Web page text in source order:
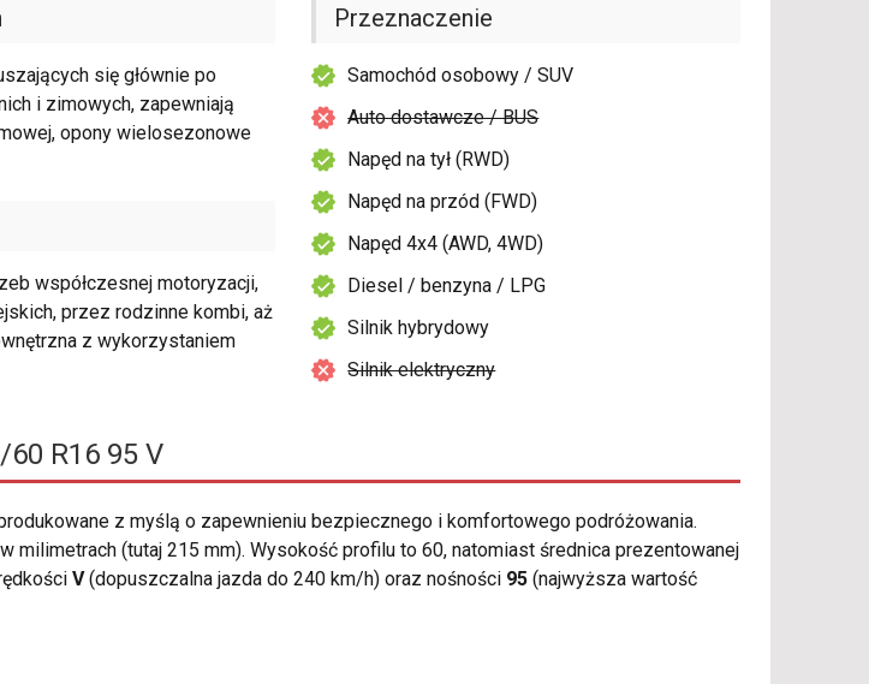
się głównie po
i zimowych, zapewniają
opony wielosezonowe
współczesnej motoryzacji,
przez rodzinne kombi, aż
z wykorzystaniem
Przeznaczenie
Samochód osobowy / SUV
Auto dostawcze / BUS
Napęd na tył (RWD)
Napęd na przód (FWD)
Napęd 4x4 (AWD, 4WD)
Diesel / benzyna / LPG
Silnik hybrydowy
Silnik elektryczny
R16 95 V
z myślą o zapewnieniu bezpiecznego i komfortowego podróżowania.
(tutaj 215 mm). Wysokość profilu to 60, natomiast średnica prezentowanej
V(dopuszczalna jazda do 240 km/h) oraz nośności 95 (najwyższa wartość